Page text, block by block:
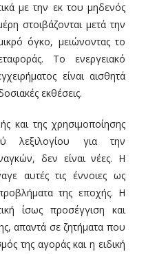
με την εκ του μηδενός
στοιβάζονται μετά την
όγκο, μειώνοντας το
Το ενεργειακό
είναι αισθητά
εκθέσεις.
και της χρησιμοποίησης
λεξιλογίου για την
δεν είναι νέες. Η
αυτές τις έννοιες ως
της εποχής. Η
ίσως προσέγγιση και
απαντά σε ζητήματα που
της αγοράς και η ειδική